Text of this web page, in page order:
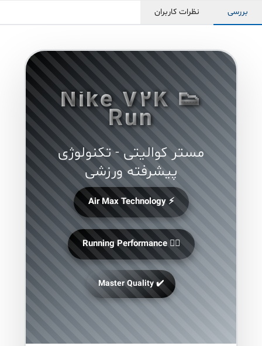
بررسی نظرات کاربران
👟 Nike V2K
Run
مستر کوالیتی - تکنولوژی
پیشرفته ورزشی
⚡ Air Max Technology
🏃‍♂️ Running Performance
✔️ Master Quality